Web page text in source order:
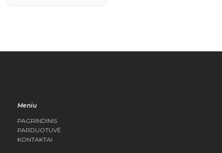
Meniu
PAGRINDINIS
PARDUOTUVĖ
KONTAKTAI